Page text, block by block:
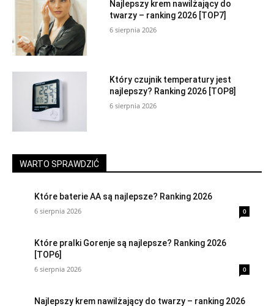
Najlepszy krem nawilżający do
twarzy – ranking 2026 [TOP7]
6 sierpnia 2026
Który czujnik temperatury jest
najlepszy? Ranking 2026 [TOP8]
6 sierpnia 2026
WARTO SPRAWDZIĆ
Które baterie AA są najlepsze? Ranking 2026
6 sierpnia 2026 0
Które pralki Gorenje są najlepsze? Ranking 2026
[TOP6]
6 sierpnia 2026 0
Najlepszy krem nawilżający do twarzy – ranking 2026